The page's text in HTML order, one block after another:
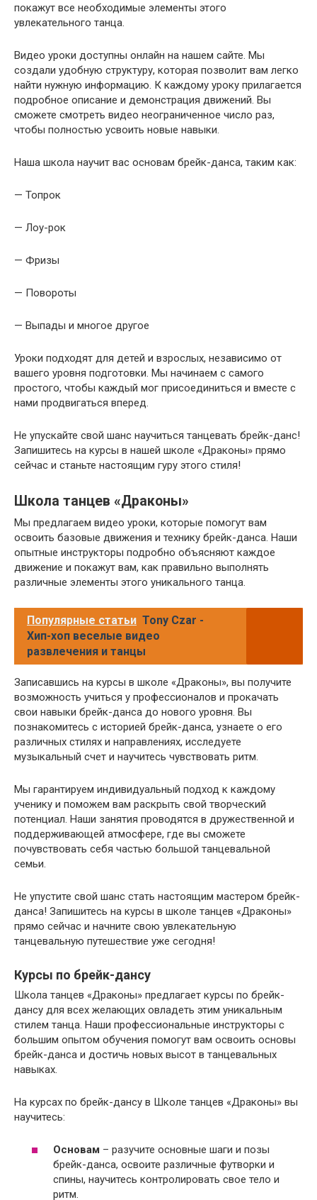
покажут все необходимые элементы этого
увлекательного танца.
Видео уроки доступны онлайн на нашем сайте. Мы
создали удобную структуру, которая позволит вам легко
найти нужную информацию. К каждому уроку прилагается
подробное описание и демонстрация движений. Вы
сможете смотреть видео неограниченное число раз,
чтобы полностью усвоить новые навыки.
Наша школа научит вас основам брейк-данса, таким как:
— Топрок
— Лоу-рок
— Фризы
— Повороты
— Выпады и многое другое
Уроки подходят для детей и взрослых, независимо от
вашего уровня подготовки. Мы начинаем с самого
простого, чтобы каждый мог присоединиться и вместе с
нами продвигаться вперед.
Не упускайте свой шанс научиться танцевать брейк-данс!
Запишитесь на курсы в нашей школе «Драконы» прямо
сейчас и станьте настоящим гуру этого стиля!
Школа танцев «Драконы»
Мы предлагаем видео уроки, которые помогут вам
освоить базовые движения и технику брейк-данса. Наши
опытные инструкторы подробно объясняют каждое
движение и покажут вам, как правильно выполнять
различные элементы этого уникального танца.
Популярные статьи Tony Czar -
Хип-хоп веселые видео
развлечения и танцы
Записавшись на курсы в школе «Драконы», вы получите
возможность учиться у профессионалов и прокачать
свои навыки брейк-данса до нового уровня. Вы
познакомитесь с историей брейк-данса, узнаете о его
различных стилях и направлениях, исследуете
музыкальный счет и научитесь чувствовать ритм.
Мы гарантируем индивидуальный подход к каждому
ученику и поможем вам раскрыть свой творческий
потенциал. Наши занятия проводятся в дружественной и
поддерживающей атмосфере, где вы сможете
почувствовать себя частью большой танцевальной
семьи.
Не упустите свой шанс стать настоящим мастером брейк-
данса! Запишитесь на курсы в школе танцев «Драконы»
прямо сейчас и начните свою увлекательную
танцевальную путешествие уже сегодня!
Курсы по брейк-дансу
Школа танцев «Драконы» предлагает курсы по брейк-
дансу для всех желающих овладеть этим уникальным
стилем танца. Наши профессиональные инструкторы с
большим опытом обучения помогут вам освоить основы
брейк-данса и достичь новых высот в танцевальных
навыках.
На курсах по брейк-дансу в Школе танцев «Драконы» вы
научитесь:
Основам – разучите основные шаги и позы
брейк-данса, освоите различные футворки и
спины, научитесь контролировать свое тело и
ритм.